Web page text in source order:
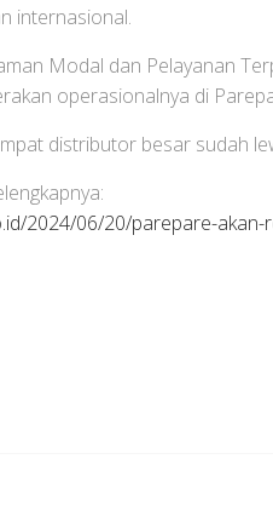
internasional.
Modal dan Pelayanan
operasionalnya di
distributor besar sudah
2024/06/20/parepare-